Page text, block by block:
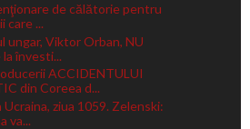
de călătorie pentru
care ...
ungar, Viktor Orban, NU
învesti...
ACCIDENTULUI
din Coreea d...
Ucraina, ziua 1059. Zelenski:
va...